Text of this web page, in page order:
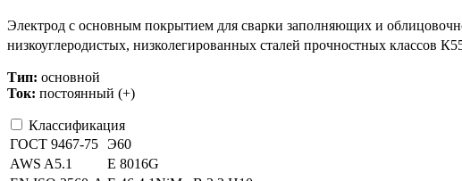
Электрод с основным покрытием для сварки заполняющих и
низкоуглеродистых, низколегированных сталей прочностных
Тип: основной
Ток: постоянный (+)
Классификация
ГОСТ 9467-75 Э60
AWS A5.1
E 8016G